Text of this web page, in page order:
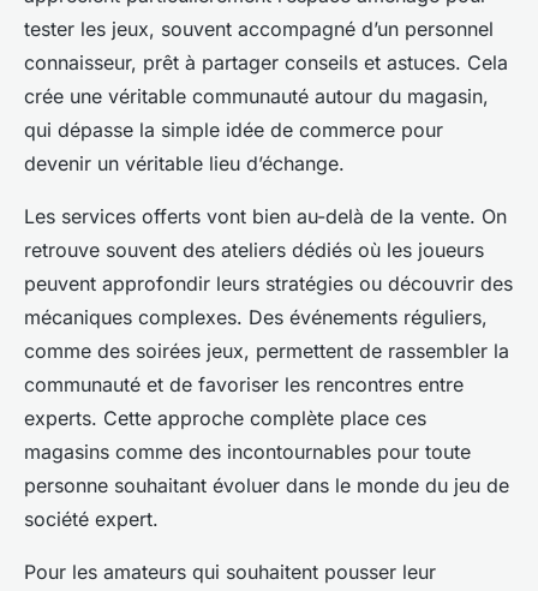
tester les jeux, souvent accompagné d’un personnel
connaisseur, prêt à partager conseils et astuces. Cela
crée une véritable communauté autour du magasin,
qui dépasse la simple idée de commerce pour
devenir un véritable lieu d’échange.
Les services offerts vont bien au-delà de la vente. On
retrouve souvent des ateliers dédiés où les joueurs
peuvent approfondir leurs stratégies ou découvrir des
mécaniques complexes. Des événements réguliers,
comme des soirées jeux, permettent de rassembler la
communauté et de favoriser les rencontres entre
experts. Cette approche complète place ces
magasins comme des incontournables pour toute
personne souhaitant évoluer dans le monde du jeu de
société expert.
Pour les amateurs qui souhaitent pousser leur